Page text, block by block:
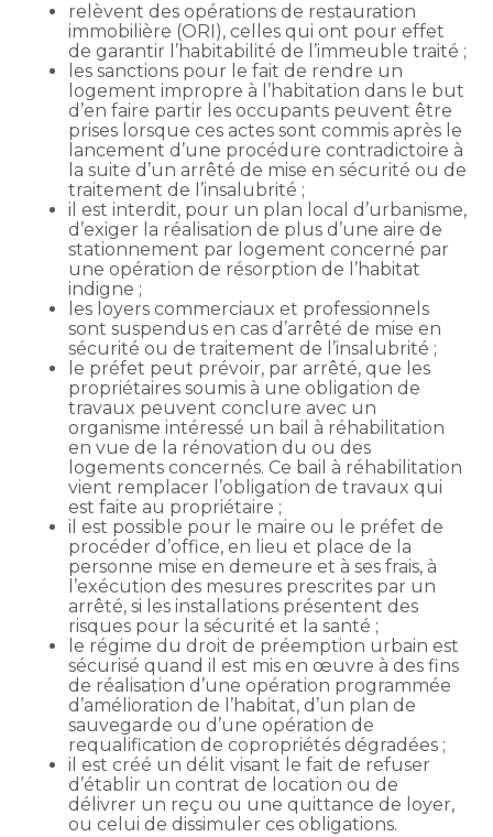
relèvent des opérations de restauration
immobilière (ORI), celles qui ont pour effet
de garantir l’habitabilité de l’immeuble traité ;
les sanctions pour le fait de rendre un
logement impropre à l’habitation dans le but
d’en faire partir les occupants peuvent être
prises lorsque ces actes sont commis après le
lancement d’une procédure contradictoire à
la suite d’un arrêté de mise en sécurité ou de
traitement de l’insalubrité ;
il est interdit, pour un plan local d’urbanisme,
d’exiger la réalisation de plus d’une aire de
stationnement par logement concerné par
une opération de résorption de l’habitat
indigne ;
les loyers commerciaux et professionnels
sont suspendus en cas d’arrêté de mise en
sécurité ou de traitement de l’insalubrité ;
le préfet peut prévoir, par arrêté, que les
propriétaires soumis à une obligation de
travaux peuvent conclure avec un
organisme intéressé un bail à réhabilitation
en vue de la rénovation du ou des
logements concernés. Ce bail à réhabilitation
vient remplacer l’obligation de travaux qui
est faite au propriétaire ;
il est possible pour le maire ou le préfet de
procéder d’office, en lieu et place de la
personne mise en demeure et à ses frais, à
l’exécution des mesures prescrites par un
arrêté, si les installations présentent des
risques pour la sécurité et la santé ;
le régime du droit de préemption urbain est
sécurisé quand il est mis en œuvre à des fins
de réalisation d’une opération programmée
d’amélioration de l’habitat, d’un plan de
sauvegarde ou d’une opération de
requalification de copropriétés dégradées ;
il est créé un délit visant le fait de refuser
d’établir un contrat de location ou de
délivrer un reçu ou une quittance de loyer,
ou celui de dissimuler ces obligations.